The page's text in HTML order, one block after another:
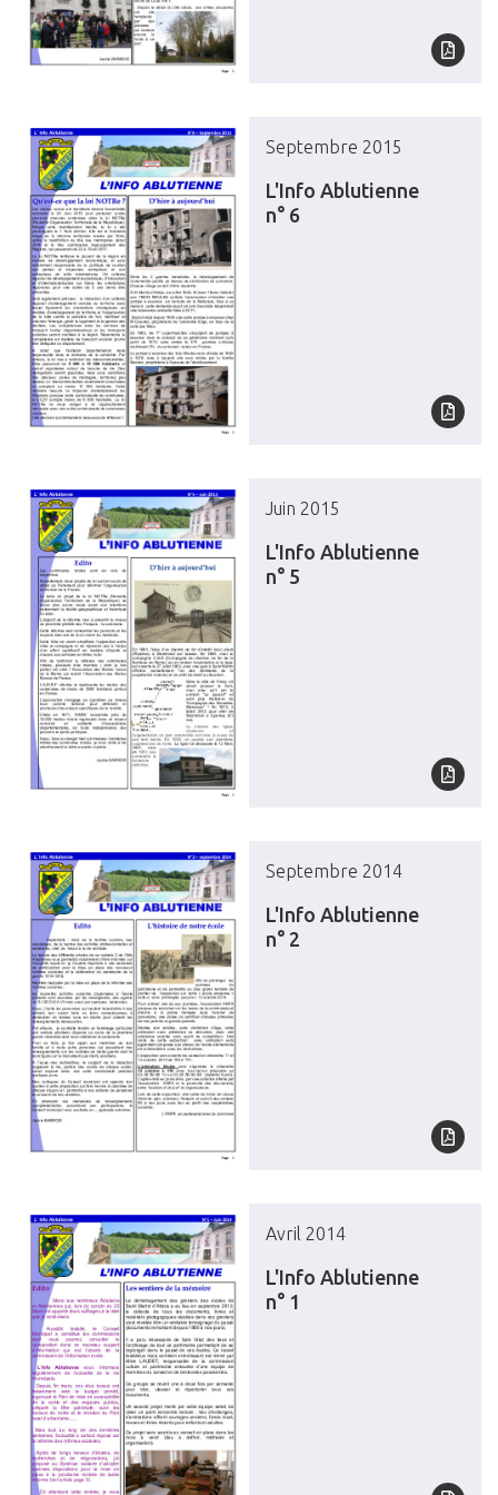
Septembre 2015
L'Info Ablutienne
n° 6
Juin 2015
L'Info Ablutienne
n° 5
Septembre 2014
L'Info Ablutienne
n° 2
Avril 2014
L'Info Ablutienne
n° 1